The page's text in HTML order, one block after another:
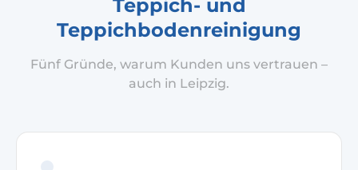
Teppich- und
Teppichbodenreinigung
Fünf Gründe, warum Kunden uns vertrauen –
auch in Leipzig.